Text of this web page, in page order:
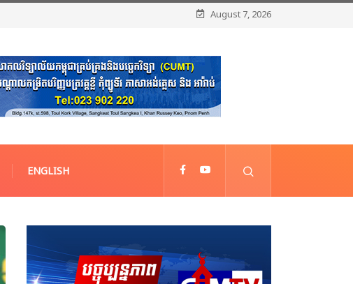
August 7, 2026
ENGLISH